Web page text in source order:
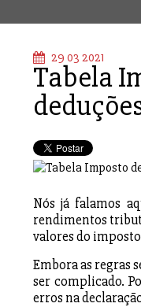
29 03 2021
Tabela
Nós já falamos
rendimentos
valores do
Embora as regras
ser complicado.
erros na